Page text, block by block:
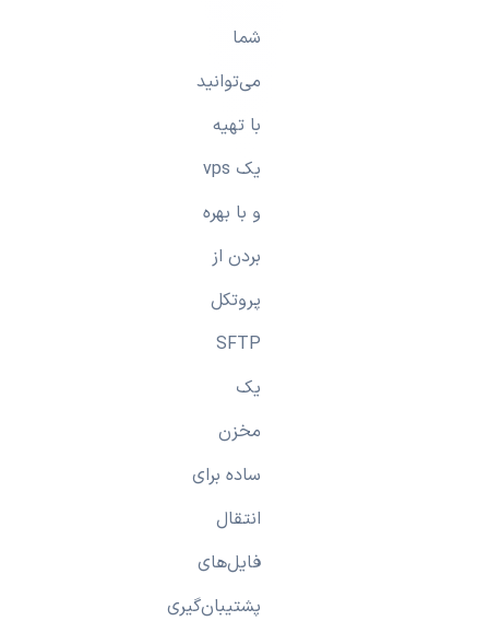
شما
می‌توانید
با تهیه
یک vps
و با بهره
بردن از
پروتکل
SFTP
یک
مخزن
ساده برای
انتقال
فایل‌های
پشتیبان‌گیری